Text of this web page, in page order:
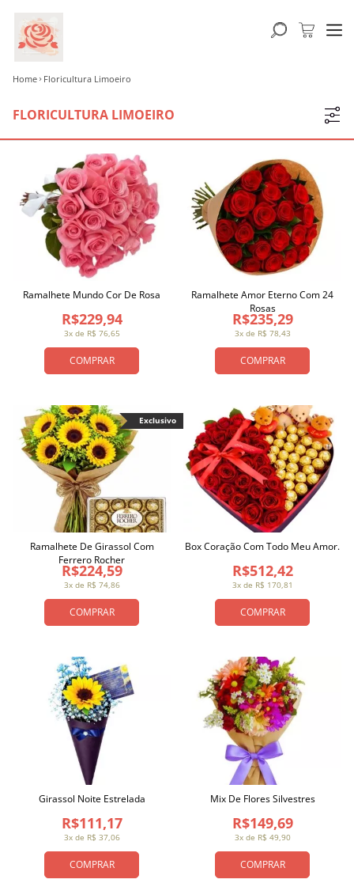
Home Floricultura Limoeiro
FLORICULTURA LIMOEIRO
COMPRAR
3x de R$ 76,65
R$229,94
Ramalhete Mundo Cor De Rosa
COMPRAR
3x de R$ 78,43
R$235,29
Ramalhete Amor Eterno Com 24
Rosas
COMPRAR
3x de R$ 74,86
R$224,59
Ramalhete De Girassol Com
Ferrero Rocher
Exclusivo
COMPRAR
3x de R$ 170,81
R$512,42
Box Coração Com Todo Meu Amor.
COMPRAR
3x de R$ 37,06
R$111,17
Girassol Noite Estrelada
COMPRAR
3x de R$ 49,90
R$149,69
Mix De Flores Silvestres